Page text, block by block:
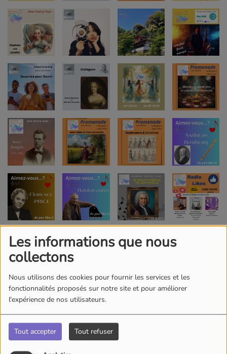
Les informations que nous
collectons
Nous utilisons des cookies pour fournir les services et les
fonctionnalités proposés sur notre site et pour améliorer
l'expérience de nos utilisateurs.
Tout accepter Tout refuser